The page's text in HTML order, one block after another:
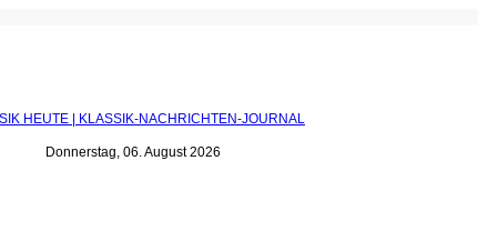
Donnerstag, 06. August 2026